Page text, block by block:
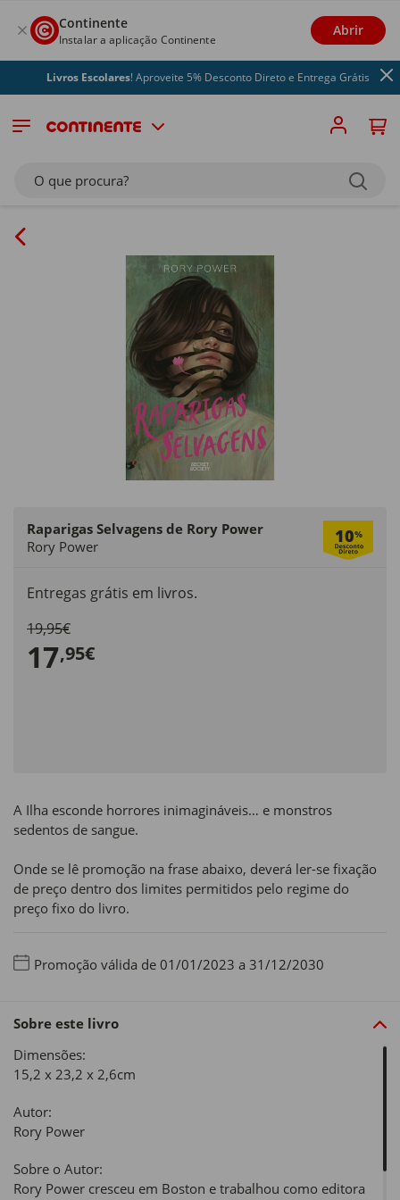
Continente
Instalar a aplicação Continente
Abrir
Livros Escolares! Aproveite 5% Desconto Direto e Entrega Grátis
O que procura?
Raparigas Selvagens de Rory Power 10%
Rory Power
Entregas grátis em livros.
19,95€
17,95€
A Ilha esconde horrores inimagináveis… e monstros
sedentos de sangue.
Onde se lê promoção na frase abaixo, deverá ler-se fixação
de preço dentro dos limites permitidos pelo regime do
preço fixo do livro.
Promoção válida de 01/01/2023 a 31/12/2030
Sobre este livro
Dimensões:
15,2 x 23,2 x 2,6cm
Autor:
Rory Power
Sobre o Autor:
Rory Power cresceu em Boston e trabalhou como editora